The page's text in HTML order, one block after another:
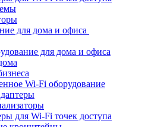
для дома и офиса
для дома и офиса
Wi-Fi оборудование
для Wi-Fi точек доступа